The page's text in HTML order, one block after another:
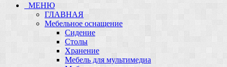
МЕНЮ
ГЛАВНАЯ
Мебельное оснащение
Сидение
Столы
Хранение
Мебель для мультимедиа